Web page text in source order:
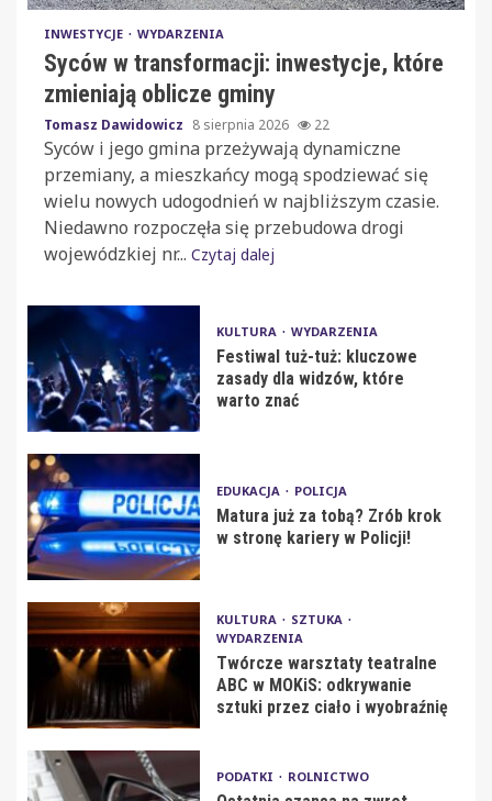
INWESTYCJE WYDARZENIA
Syców w transformacji: inwestycje, które
zmieniają oblicze gminy
Tomasz Dawidowicz 8 sierpnia 2026 22
Syców i jego gmina przeżywają dynamiczne
przemiany, a mieszkańcy mogą spodziewać się
wielu nowych udogodnień w najbliższym czasie.
Niedawno rozpoczęła się przebudowa drogi
wojewódzkiej nr... Czytaj dalej
KULTURA WYDARZENIA
Festiwal tuż-tuż: kluczowe
zasady dla widzów, które
warto znać
EDUKACJA POLICJA
Matura już za tobą? Zrób krok
w stronę kariery w Policji!
KULTURA
SZTUKA
WYDARZENIA
Twórcze warsztaty teatralne
ABC w MOKiS: odkrywanie
sztuki przez ciało i wyobraźnię
PODATKI ROLNICTWO